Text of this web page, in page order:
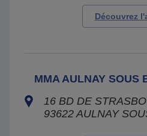
Découvrez
MMA AULNAY SOUS
16 BD DE
93622 AULNAY